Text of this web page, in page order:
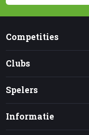
Competities
Clubs
Spelers
Informatie